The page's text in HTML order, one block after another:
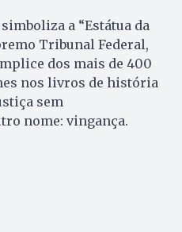
simboliza a “Estátua da
Tribunal Federal,
dos mais de 400
nos livros de história
sem
nome: vingança.